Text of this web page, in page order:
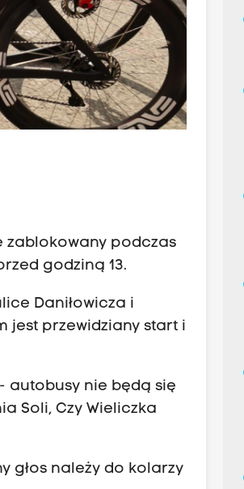
zablokowany podczas
godziną 13.
Daniłowicza i
jest przewidziany start i
autobusy nie będą się
Soli, Czy Wieliczka
głos należy do kolarzy